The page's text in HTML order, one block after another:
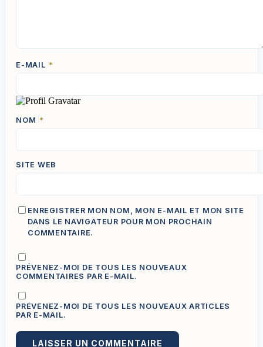
E-MAIL *
NOM *
SITE WEB
ENREGISTRER MON NOM, MON E-MAIL ET MON SITE
DANS LE NAVIGATEUR POUR MON PROCHAIN
COMMENTAIRE.
PRÉVENEZ-MOI DE TOUS LES NOUVEAUX
COMMENTAIRES PAR E-MAIL.
PRÉVENEZ-MOI DE TOUS LES NOUVEAUX ARTICLES
PAR E-MAIL.